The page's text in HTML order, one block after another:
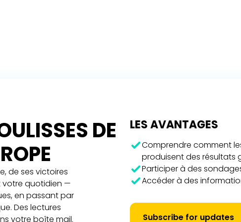
DE
de ses victoires
votre quotidien —
en passant par
Des lectures
votre boîte mail.
LES AVANTAGES
Comprendre comment
produisent des résultats
Participer à des
Accéder à des
Subscribe for updates